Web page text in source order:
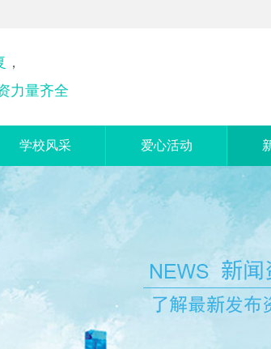
，
力量齐全
学校风采 爱心活动
爱心志愿者